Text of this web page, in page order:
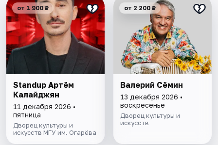
от 1 900 ₽
Standup Артём
Калайджян
11 декабря 2026 •
пятница
Дворец культуры и
искусств МГУ им. Огарёва
от 2 200 ₽
Валерий Сёмин
13 декабря 2026 •
воскресенье
Дворец культуры и
искусств